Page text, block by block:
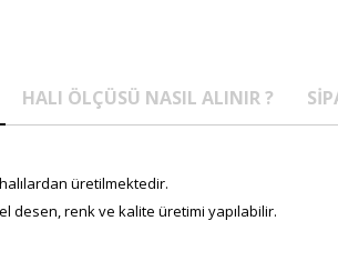
HALI ÖLÇÜSÜ NASIL ALINIR ?
üretilmektedir.
desen, renk ve kalite üretimi yapılabilir.